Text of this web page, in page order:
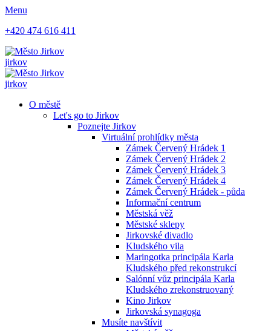
Menu
+420 474 616 411
jirkov
jirkov
O městě
Let's go to Jirkov
Poznejte Jirkov
Virtuální prohlídky města
Zámek Červený Hrádek 1
Zámek Červený Hrádek 2
Zámek Červený Hrádek 3
Zámek Červený Hrádek 4
Zámek Červený Hrádek - půda
Informační centrum
Městská věž
Městské sklepy
Jirkovské divadlo
Kludského vila
Maringotka principála Karla
Kludského před rekonstrukcí
Salónní vůz principála Karla
Kludského zrekonstruovaný
Kino Jirkov
Jirkovská synagoga
Musíte navštívit